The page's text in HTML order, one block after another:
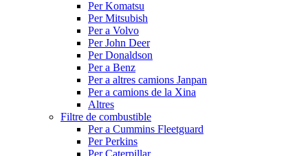
Per Komatsu
Per Mitsubish
Per a Volvo
Per John Deer
Per Donaldson
Per a Benz
Per a altres camions Janpan
Per a camions de la Xina
Altres
Filtre de combustible
Per a Cummins Fleetguard
Per Perkins
Per Caterpillar